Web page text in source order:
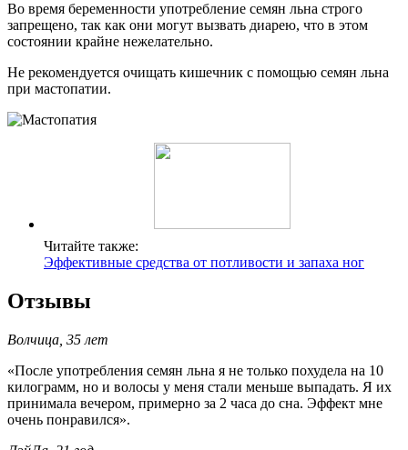
Во время беременности употребление семян льна строго
запрещено, так как они могут вызвать диарею, что в этом
состоянии крайне нежелательно.
Не рекомендуется очищать кишечник с помощью семян льна
при мастопатии.
Читайте также:
Эффективные средства от потливости и запаха ног
Отзывы
Волчица, 35 лет
«После употребления семян льна я не только похудела на 10
килограмм, но и волосы у меня стали меньше выпадать. Я их
принимала вечером, примерно за 2 часа до сна. Эффект мне
очень понравился».